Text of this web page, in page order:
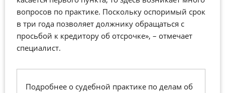
вопросов по практике. Поскольку оспоримый срок
в три года позволяет должнику обращаться с
просьбой к кредитору об отсрочке», – отмечает
специалист.
Подробнее о судебной практике по делам об